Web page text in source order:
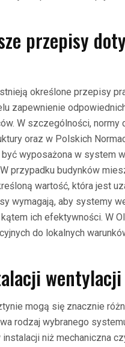
przepisy
określone przepisy
zapewnienie
W szczególności,
oraz w Polskich
wyposażona w system
przypadku budynków
wartość, która jest
wymagają, aby systemy
ich efektywności. W
do lokalnych
mogą się znacznie
rodzaj wybranego
niż mechaniczna